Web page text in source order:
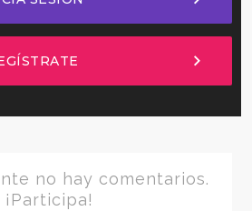
chevron_right
no hay comentarios.
¡Participa!